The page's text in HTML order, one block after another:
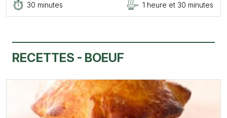
30 minutes 1 heure et 30 minutes
RECETTES - BOEUF